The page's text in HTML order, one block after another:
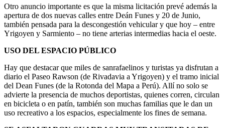
Otro anuncio importante es que la misma licitación prevé además la
apertura de dos nuevas calles entre Deán Funes y 20 de Junio,
también pensada para la descongestión vehicular y que hoy – entre
Yrigoyen y Sarmiento – no tiene arterias intermedias hacia el oeste.
USO DEL ESPACIO PÚBLICO
Hay que destacar que miles de sanrafaelinos y turistas ya disfrutan a
diario el Paseo Rawson (de Rivadavia a Yrigoyen) y el tramo inicial
del Dean Funes (de la Rotonda del Mapa a Perú). Allí no solo se
advierte la presencia de muchos deportistas, quienes corren, circulan
en bicicleta o en patín, también son muchas familias que le dan un
uso recreativo a los espacios, especialmente los fines de semana.